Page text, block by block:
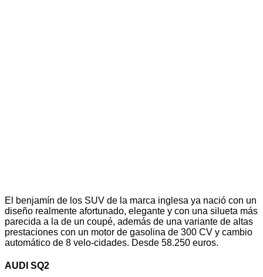
El benjamín de los SUV de la marca inglesa ya nació con un
diseño realmente afortunado, elegante y con una silueta más
parecida a la de un coupé, además de una variante de altas
prestaciones con un motor de gasolina de 300 CV y cambio
automático de 8 velo-cidades. Desde 58.250 euros.
AUDI SQ2